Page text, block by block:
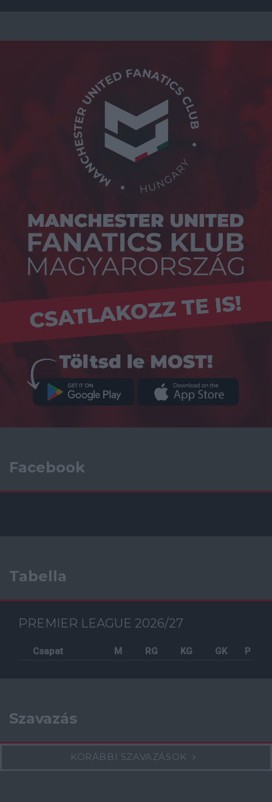
Facebook
Tabella
PREMIER LEAGUE 2026/27
Csapat M RG KG GK P
Szavazás
KORÁBBI SZAVAZÁSOK